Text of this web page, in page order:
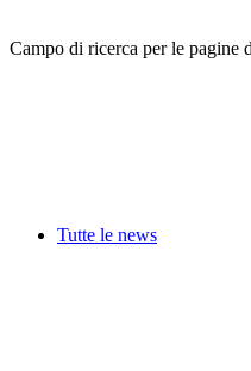
Campo di ricerca per le pagine
Tutte le news